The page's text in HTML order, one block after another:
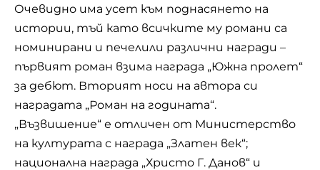
Очевидно има усет към поднасянето на
истории, тъй като всичките му романи са
номинирани и печелили различни награди –
първият роман взима награда „Южна пролет“
за дебют. Вторият носи на автора си
наградата „Роман на годината“.
„Възвишение“ е отличен от Министерство
на културата с награда „Златен век“;
национална награда „Христо Г. Данов“ и